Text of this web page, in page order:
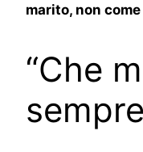
marito, non
“Che